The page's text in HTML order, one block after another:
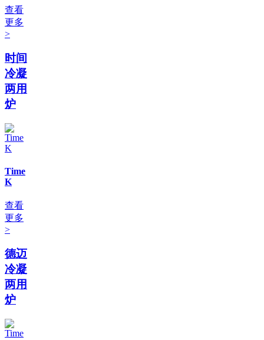
查看
更多
>
时间
冷凝
两用
炉
Time
K
查看
更多
>
德迈
冷凝
两用
炉